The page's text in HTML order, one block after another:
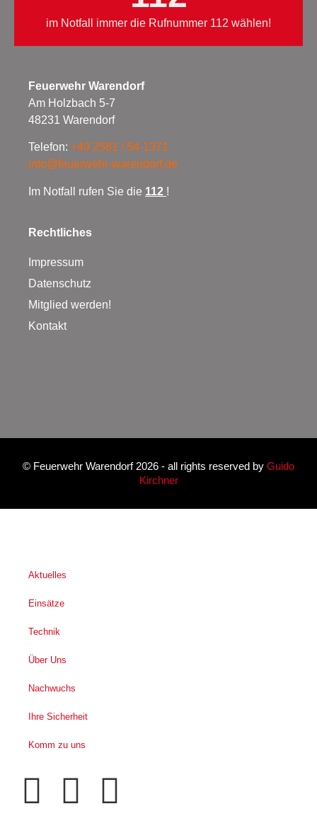
im Notfall immer die Rufnummer 112 wählen!
Feuerwehr Warendorf
Am Holzbach 5-7
48231 Warendorf
Telefon: +49 2581 / 54-1371
info@feuerwehr-warendorf.de
Im Notfall rufen Sie die 112 !
Rechtliches
Impressum
Datenschutz
Mitglied werden!
Kontakt
© Feuerwehr Warendorf 2026 - all rights reserved by Guido
Kirchner
Aktuelles
Einsätze
Technik
Über Uns
Nachwuchs
Ihre Sicherheit
Komm zu uns